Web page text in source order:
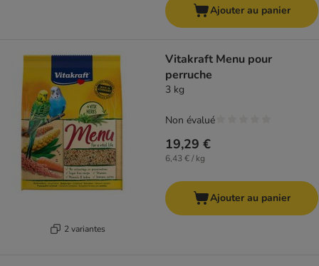
Ajouter au panier
2 variantes
Vitakraft Menu pour
perruche
3 kg
19,29 €
6,43 € / kg
Non évalué
Ajouter au panier